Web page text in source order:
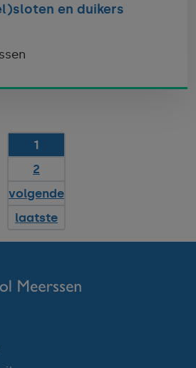
en duikers
1
2
volgende
laatste